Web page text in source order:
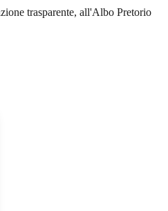
trasparente, all'Albo Pretorio